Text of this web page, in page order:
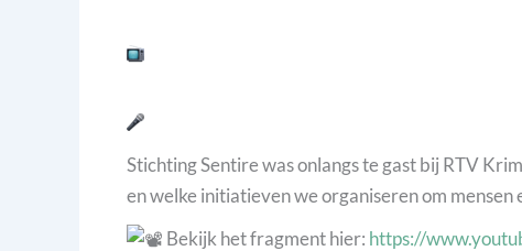
Stichting Sentire was onlangs te gast bij RTV
en welke initiatieven we organiseren om
Bekijk het fragment hier: https://